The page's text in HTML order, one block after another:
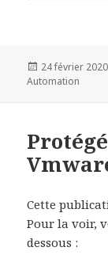
Publié
le
24 février 2020
Automation
Cette
Pour la voir,
dessous :